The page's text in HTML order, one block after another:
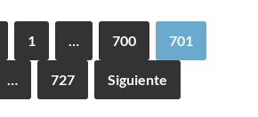
1 700 701
727 Siguiente